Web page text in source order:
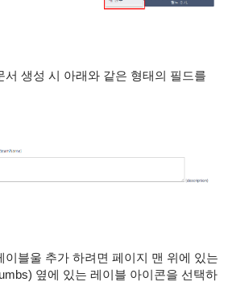
서 생성 시 아래와 같은 형태의 필드를
이블울 추가 하려면 페이지 맨 위에 있는
옆에 있는 레이블 아이콘을 선택하